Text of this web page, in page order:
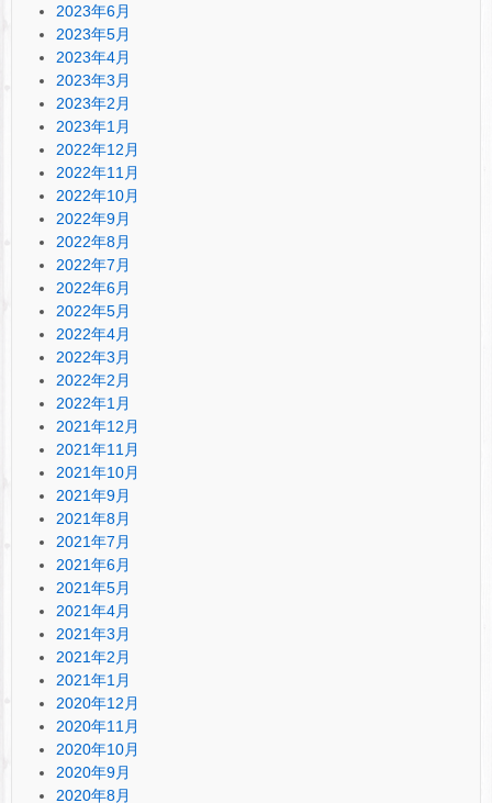
2023年6月
2023年5月
2023年4月
2023年3月
2023年2月
2023年1月
2022年12月
2022年11月
2022年10月
2022年9月
2022年8月
2022年7月
2022年6月
2022年5月
2022年4月
2022年3月
2022年2月
2022年1月
2021年12月
2021年11月
2021年10月
2021年9月
2021年8月
2021年7月
2021年6月
2021年5月
2021年4月
2021年3月
2021年2月
2021年1月
2020年12月
2020年11月
2020年10月
2020年9月
2020年8月